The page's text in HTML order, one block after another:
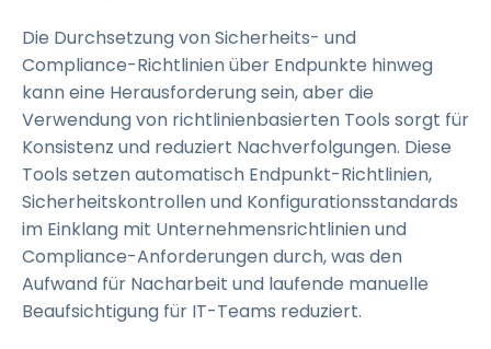
Die Durchsetzung von Sicherheits- und
Compliance-Richtlinien über Endpunkte hinweg
kann eine Herausforderung sein, aber die
Verwendung von richtlinienbasierten Tools sorgt für
Konsistenz und reduziert Nachverfolgungen. Diese
Tools setzen automatisch Endpunkt-Richtlinien,
Sicherheitskontrollen und Konfigurationsstandards
im Einklang mit Unternehmensrichtlinien und
Compliance-Anforderungen durch, was den
Aufwand für Nacharbeit und laufende manuelle
Beaufsichtigung für IT-Teams reduziert.